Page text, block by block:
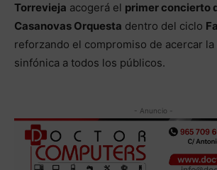
Torrevieja acogerá el primer concierto
Casanovas Orquesta dentro del ciclo
reforzando el compromiso de acercar la
sinfónica a todos los públicos.
- Anuncio -